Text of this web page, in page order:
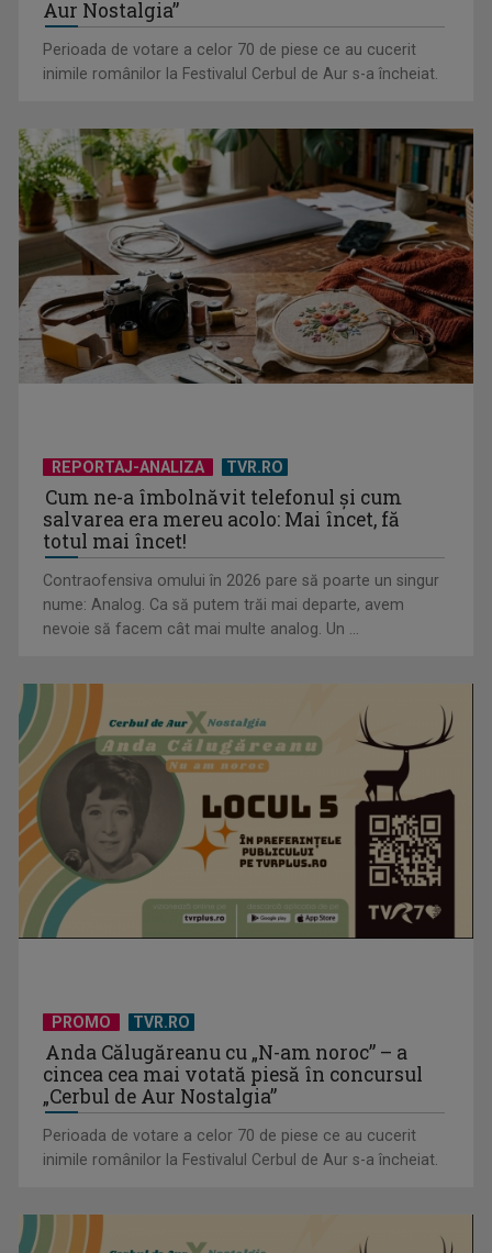
Piesa „Un actor grăbit” a Laurei Stoica – prima în topul
preferinţelor ...
Aur Nostalgia”
Perioada de votare a celor 70 de piese ce au cucerit
inimile românilor la Festivalul Cerbul de Aur s-a încheiat.
REPORTAJ-ANALIZA TVR.RO
Cum ne-a îmbolnăvit telefonul și cum
salvarea era mereu acolo: Mai încet, fă
totul mai încet!
Contraofensiva omului în 2026 pare să poarte un singur
nume: Analog. Ca să putem trăi mai departe, avem
nevoie să facem cât mai multe analog. Un ...
PROMO TVR.RO
Anda Călugăreanu cu „N-am noroc” – a
cincea cea mai votată piesă în concursul
„Cerbul de Aur Nostalgia”
Perioada de votare a celor 70 de piese ce au cucerit
inimile românilor la Festivalul Cerbul de Aur s-a încheiat.